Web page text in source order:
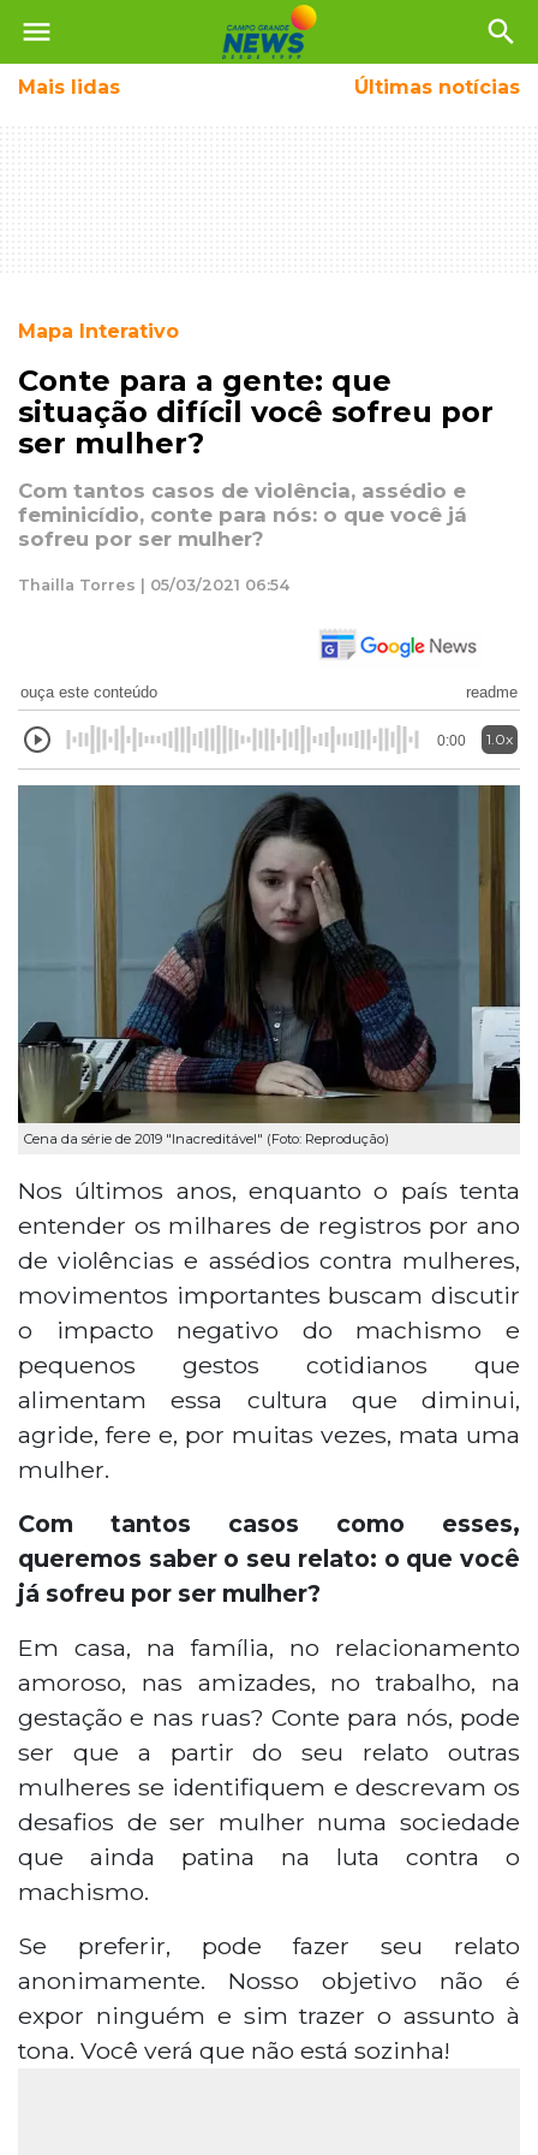
menu search
Mais lidas Últimas notícias
Mapa Interativo
Conte para a gente: que
situação difícil você sofreu por
ser mulher?
Com tantos casos de violência, assédio e
feminicídio, conte para nós: o que você já
sofreu por ser mulher?
Thailla Torres | 05/03/2021 06:54
ouça este conteúdo readme
0:00 1.0x
Cena da série de 2019 "Inacreditável" (Foto: Reprodução)
Nos últimos anos, enquanto o país tenta
entender os milhares de registros por ano
de violências e assédios contra mulheres,
movimentos importantes buscam discutir
o impacto negativo do machismo e
pequenos gestos cotidianos que
alimentam essa cultura que diminui,
agride, fere e, por muitas vezes, mata uma
mulher.
Com tantos casos como esses,
queremos saber o seu relato: o que você
já sofreu por ser mulher?
Em casa, na família, no relacionamento
amoroso, nas amizades, no trabalho, na
gestação e nas ruas? Conte para nós, pode
ser que a partir do seu relato outras
mulheres se identifiquem e descrevam os
desafios de ser mulher numa sociedade
que ainda patina na luta contra o
machismo.
Se preferir, pode fazer seu relato
anonimamente. Nosso objetivo não é
expor ninguém e sim trazer o assunto à
tona. Você verá que não está sozinha!